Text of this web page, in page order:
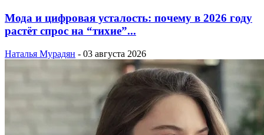
Мода и цифровая усталость: почему в 2026 году
растёт спрос на “тихие”...
Наталья Мурадян - 03 августа 2026